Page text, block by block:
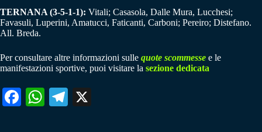
TERNANA (3-5-1-1): Vitali; Casasola, Dalle Mura, Lucchesi;
Favasuli, Luperini, Amatucci, Faticanti, Carboni; Pereiro; Distefano.
All. Breda.
Per consultare altre informazioni sulle quote scommesse e le
manifestazioni sportive, puoi visitare la sezione dedicata
Fa W
Te